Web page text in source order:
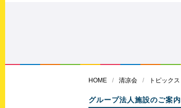
HOME 清凉会 トピックス
グループ法人施設のご案内